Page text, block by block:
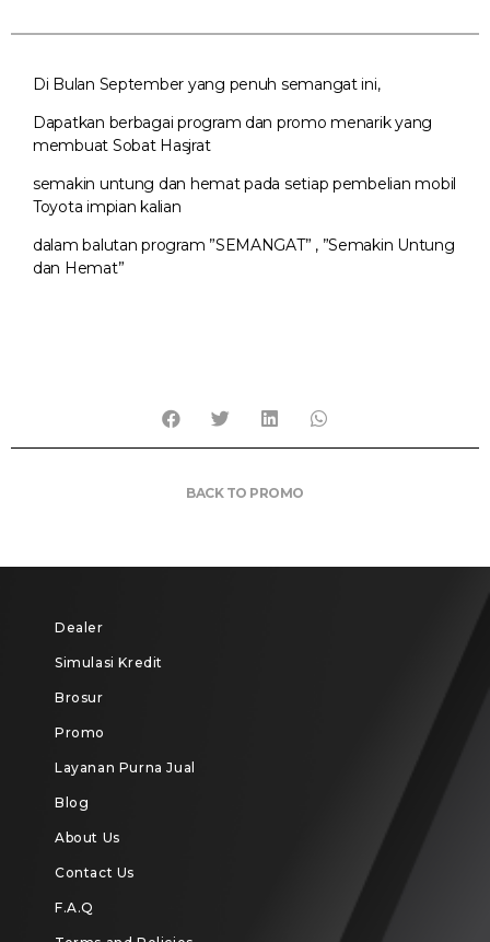
Di Bulan September yang penuh semangat ini,
Dapatkan berbagai program dan promo menarik yang
membuat Sobat Hasjrat
semakin untung dan hemat pada setiap pembelian mobil
Toyota impian kalian
dalam balutan program ”SEMANGAT” , ”Semakin Untung
dan Hemat”
BACK TO PROMO
Dealer
Simulasi Kredit
Brosur
Promo
Layanan Purna Jual
Blog
About Us
Contact Us
F.A.Q